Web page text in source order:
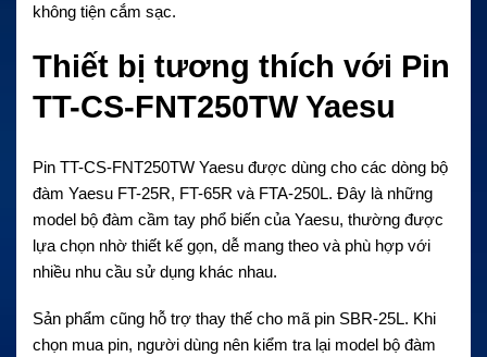
không tiện cắm sạc.
Thiết bị tương thích với Pin
TT-CS-FNT250TW Yaesu
Pin TT-CS-FNT250TW Yaesu được dùng cho các dòng bộ
đàm Yaesu FT-25R, FT-65R và FTA-250L. Đây là những
model bộ đàm cầm tay phổ biến của Yaesu, thường được
lựa chọn nhờ thiết kế gọn, dễ mang theo và phù hợp với
nhiều nhu cầu sử dụng khác nhau.
Sản phẩm cũng hỗ trợ thay thế cho mã pin SBR-25L. Khi
chọn mua pin, người dùng nên kiểm tra lại model bộ đàm